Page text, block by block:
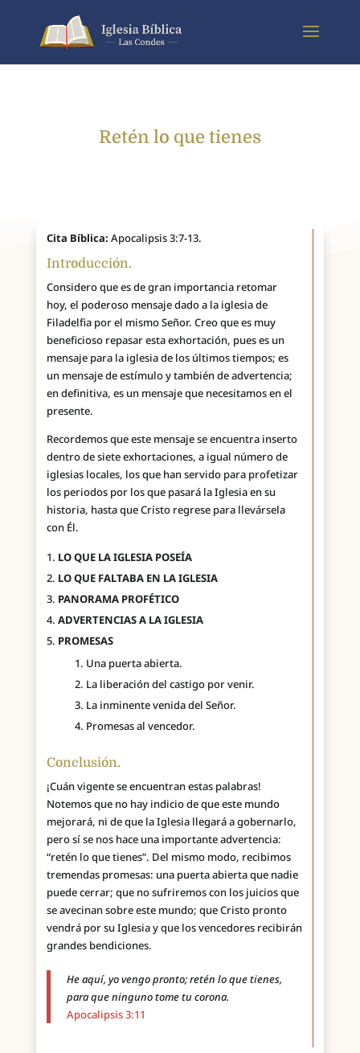
Retén lo que tienes
Cita Bíblica: Apocalipsis 3:7-13.
Introducción.
Considero que es de gran importancia retomar
hoy, el poderoso mensaje dado a la iglesia de
Filadelfia por el mismo Señor. Creo que es muy
beneficioso repasar esta exhortación, pues es un
mensaje para la iglesia de los últimos tiempos; es
un mensaje de estímulo y también de advertencia;
en definitiva, es un mensaje que necesitamos en el
presente.
Recordemos que este mensaje se encuentra inserto
dentro de siete exhortaciones, a igual número de
iglesias locales, los que han servido para profetizar
los periodos por los que pasará la Iglesia en su
historia, hasta que Cristo regrese para llevársela
con Él.
LO QUE LA IGLESIA POSEÍA
LO QUE FALTABA EN LA IGLESIA
PANORAMA PROFÉTICO
ADVERTENCIAS A LA IGLESIA
PROMESAS
Una puerta abierta.
La liberación del castigo por venir.
La inminente venida del Señor.
Promesas al vencedor.
Conclusión.
¡Cuán vigente se encuentran estas palabras!
Notemos que no hay indicio de que este mundo
mejorará, ni de que la Iglesia llegará a gobernarlo,
pero sí se nos hace una importante advertencia:
“retén lo que tienes”. Del mismo modo, recibimos
tremendas promesas: una puerta abierta que nadie
puede cerrar; que no sufriremos con los juicios que
se avecinan sobre este mundo; que Cristo pronto
vendrá por su Iglesia y que los vencedores recibirán
grandes bendiciones.
He aquí, yo vengo pronto; retén lo que tienes,
para que ninguno tome tu corona.
Apocalipsis 3:11